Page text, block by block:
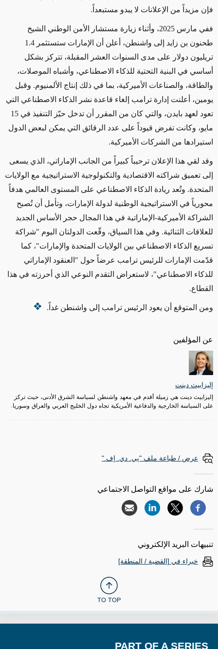
عن المؤلفين
إليزابيث دينت
إليزابيث دينت هي زميلة أقدم في معهد واشنطن لسياسة الشرق الأدنى، حيث تركز
على السياسة الخارجية والدفاعية الأمريكية تجاه دول الخليج العربي والعراق وسوريا.
فإن مزيداً من الإعلانات لا يبدو مستبعداً.
ففي مارس 2025، وأثناء زيارة مستشار الأمن الوطني الشيخ
طحنون بن زايد إلى واشنطن، أعلن أن الإمارات ستستثمر 1.4
تريليون دولار على مدى السنوات العشر المقبلة، تتركز بشكل
أساسي في البنية التحتية للذكاء الاصطناعي، وأشباه الموصلات،
والطاقة، والصناعات الأميركية، بما في ذلك إنتاج الألمنيوم. وقبل
يومين، أعلنت إدارة ترامب إلغاء قاعدة نشر الذكاء الاصطناعي التي
تعود لعهد بايدن، والتي كان من المقرر أن تدخل حيّز التنفيذ في 15
مايو، وكانت تفرض قيوداً على عدد الرقائق التي يمكن لبعض الدول
استيرادها من الشركات الأميركية.
وقد لقي هذا الإعلان ترحيباً كبيراً من الجانب الإماراتي، الذي يسعى
إلى تعميق شراكته الاقتصادية والتكنولوجية الاستراتيجية مع الولايات
المتحدة. وتُعد ريادة الذكاء الاصطناعي على المستوى العالمي هدفاً
محورياً في الاستراتيجية الوطنية لدولة الإمارات، وتأمل أن تُصبح
الشراكة الأميركية-الإماراتية في هذا المجال حجر الأساس الجديد
للعلاقات الثنائية. وفي هذا السياق، وقّعت الدولتان اليوم "شراكة
تسريع الذكاء الاصطناعي بين الولايات المتحدة والإمارات"، كما
قدّمت الإمارات للرئيس ترامب عرضاً حول "العنقود الإماراتي
للذكاء الاصطناعي"، لاستعراض التقدم النوعي الذي أحرزته في هذا
القطاع.
ومن المتوقع أن يعود الرئيس ترامب إلى واشنطن غداً.
عرض / طباعة ملف "پي. دي. إف."
شارك على مواقع التواصل الاجتماعي
تنبيهات البريد الإلكتروني
خبراء في [القضية / المنطقة]
TO TOP
PART OF A SERIES